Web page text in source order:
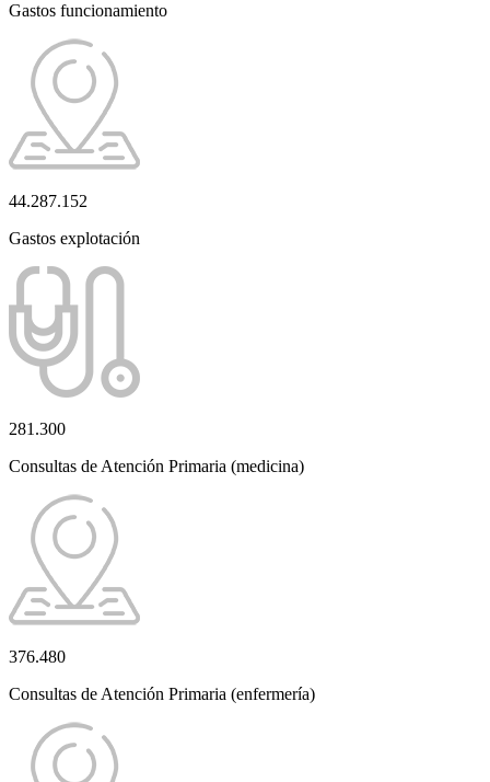
Gastos funcionamiento
44.287.152
Gastos explotación
281.300
Consultas de Atención Primaria (medicina)
376.480
Consultas de Atención Primaria (enfermería)